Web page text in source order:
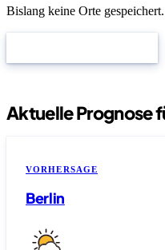
Bislang keine Orte gespeichert.
Aktuelle Prognose
VORHERSAGE
Berlin